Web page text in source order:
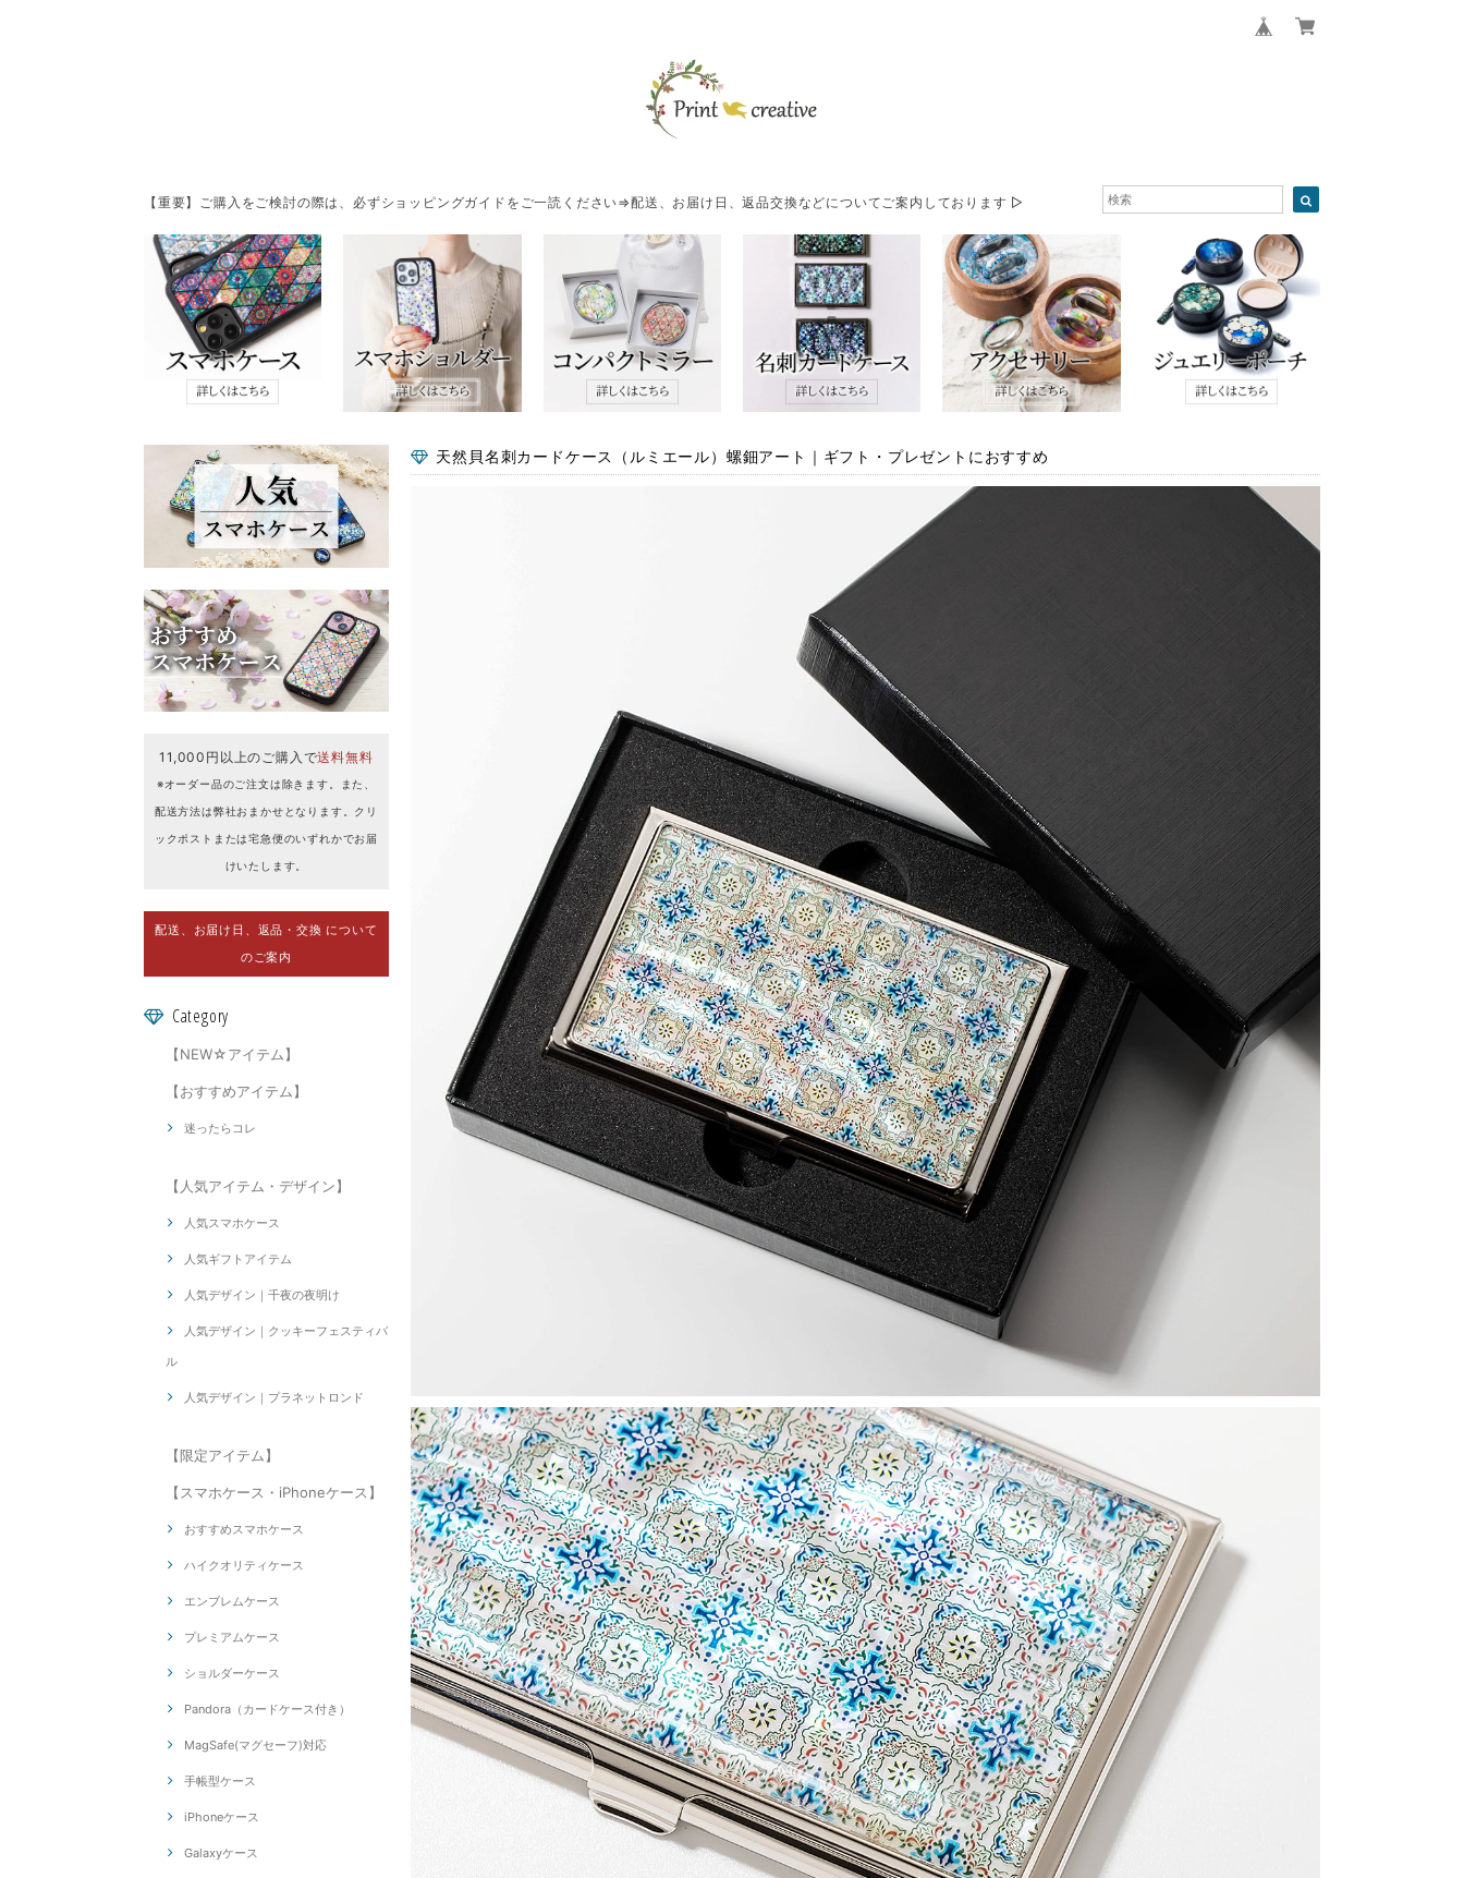
【重要】ご購入をご検討の際は、必ずショッピングガイドをご一読ください⇒配送、お届け日、返品交換などについてご案内しております ▷
11,000円以上のご購入で送料無料
※オーダー品のご注文は除きます。また、
配送方法は弊社おまかせとなります。クリ
ックポストまたは宅急便のいずれかでお届
けいたします。
配送、お届け日、返品・交換 について
のご案内
Category
【NEW☆アイテム】
【おすすめアイテム】
迷ったらコレ
【人気アイテム・デザイン】
人気スマホケース
人気ギフトアイテム
人気デザイン｜千夜の夜明け
人気デザイン｜クッキーフェスティバ
ル
人気デザイン｜プラネットロンド
【限定アイテム】
【スマホケース・iPhoneケース】
おすすめスマホケース
ハイクオリティケース
エンブレムケース
プレミアムケース
ショルダーケース
Pandora（カードケース付き）
MagSafe(マグセーフ)対応
手帳型ケース
iPhoneケース
Galaxyケース
天然貝名刺カードケース（ルミエール）螺鈿アート｜ギフト・プレゼントにおすすめ